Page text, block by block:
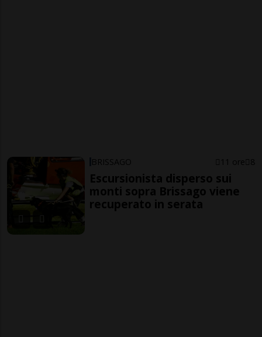
BRISSAGO 11 ore 8
Escursionista disperso sui
monti sopra Brissago viene
recuperato in serata